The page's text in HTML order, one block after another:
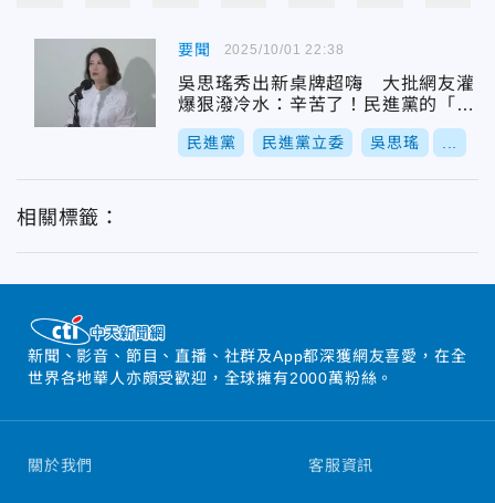
要聞
吳思瑤秀出新桌牌超嗨 大批網友灌
爆狠潑冷水：辛苦了！民進黨的「敗
票超人」
民進黨 民進黨立委 吳思瑤
2025/10/01 22:38
相關標籤：
新聞、影音、節目、直播、社群及App都深獲網友喜愛，在全
世界各地華人亦頗受歡迎，全球擁有2000萬粉絲。
關於我們 客服資訊